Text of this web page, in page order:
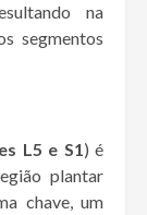
na
segmentos
L5 e S1) é
plantar
chave, um